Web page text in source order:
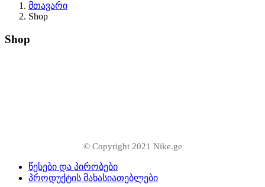
მთავარი
Shop
Shop
© Copyright 2021 Nike.ge
წესები და პირობები
პროდუქტის მახასიათებლები